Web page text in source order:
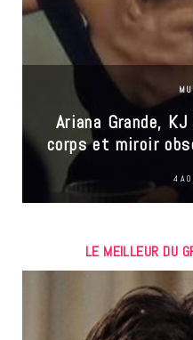
Ariana Grande,
corps et miroir
4
LE MEILLEUR DU